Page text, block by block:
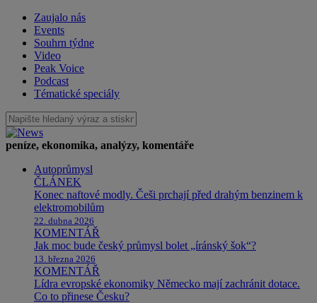
Zaujalo nás
Events
Souhrn týdne
Video
Peak Voice
Podcast
Tématické speciály
peníze, ekonomika, analýzy, komentáře
Autoprůmysl
ČLÁNEK
Konec naftové modly. Češi prchají před drahým benzinem k
elektromobilům
22. dubna 2026
KOMENTÁŘ
Jak moc bude český průmysl bolet „íránský šok“?
13. března 2026
KOMENTÁŘ
Lídra evropské ekonomiky Německo mají zachránit dotace.
Co to přinese Česku?